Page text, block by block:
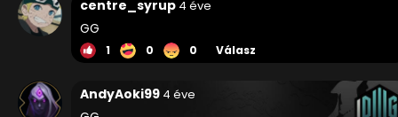
centre_syrup 4 éve
GG
1 0 0 Válasz
AndyAoki99 4 éve